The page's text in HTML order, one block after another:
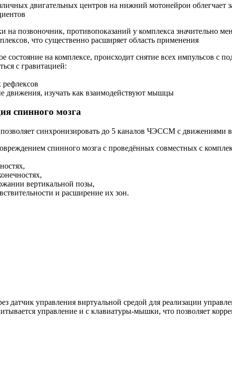
двигательных центров на нижний мотонейрон облегчает
на позвоночник, противопоказаний у комплекса значительно
что существенно расширяет область применения
состояние на комплексе, происходит снятие всех импульсов с
с гравитацией:
движения, изучать как взаимодействуют мышцы
спинного мозга
синхронизировать до 5 каналов ЧЭССМ с движениями
спинного мозга с проведённых совместных с
вертикальной позы,
и расширение их зон.
датчик управления виртуальной средой для реализации
управление и с клавиатуры-мышки, что позволяет